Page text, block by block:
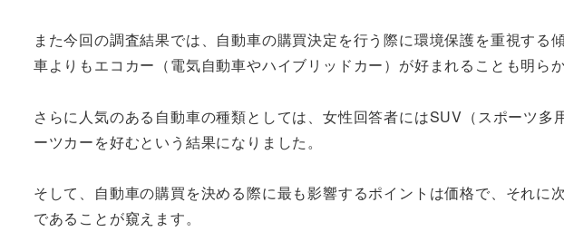
また今回の調査結果では、自動車の購買決定を行う際に環境保護を重視する
車よりもエコカー（電気自動車やハイブリッドカー）が好まれることも明らか
さらに人気のある自動車の種類としては、女性回答者にはSUV（スポーツ
ーツカーを好むという結果になりました。
そして、自動車の購買を決める際に最も影響するポイントは価格で、それに
であることが窺えます。